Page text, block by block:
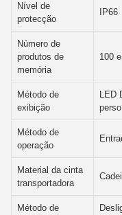
Nível de
protecção
IP66
Número de
produtos de
memória
100
Método de
exibição
LED
Método de
operação
Material da cinta
transportadora
Método de